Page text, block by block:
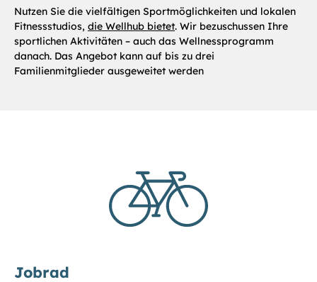
Nutzen Sie die vielfältigen Sportmöglichkeiten und lokalen
Fitnessstudios, die Wellhub bietet. Wir bezuschussen Ihre
sportlichen Aktivitäten – auch das Wellnessprogramm
danach. Das Angebot kann auf bis zu drei
Familienmitglieder ausgeweitet werden
Jobrad